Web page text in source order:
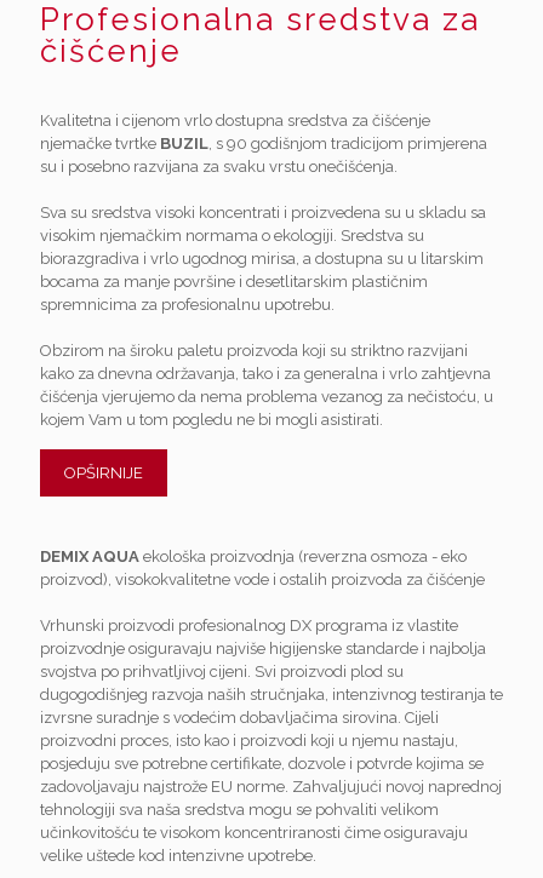
Profesionalna sredstva za
čišćenje
Kvalitetna i cijenom vrlo dostupna sredstva za čišćenje
njemačke tvrtke BUZIL, s 90 godišnjom tradicijom primjerena
su i posebno razvijana za svaku vrstu onečišćenja.
Sva su sredstva visoki koncentrati i proizvedena su u skladu sa
visokim njemačkim normama o ekologiji. Sredstva su
biorazgradiva i vrlo ugodnog mirisa, a dostupna su u litarskim
bocama za manje površine i desetlitarskim plastičnim
spremnicima za profesionalnu upotrebu.
Obzirom na široku paletu proizvoda koji su striktno razvijani
kako za dnevna održavanja, tako i za generalna i vrlo zahtjevna
čišćenja vjerujemo da nema problema vezanog za nečistoću, u
kojem Vam u tom pogledu ne bi mogli asistirati.
OPŠIRNIJE
DEMIX AQUA ekološka proizvodnja (reverzna osmoza - eko
proizvod), visokokvalitetne vode i ostalih proizvoda za čišćenje
Vrhunski proizvodi profesionalnog DX programa iz vlastite
proizvodnje osiguravaju najviše higijenske standarde i najbolja
svojstva po prihvatljivoj cijeni. Svi proizvodi plod su
dugogodišnjeg razvoja naših stručnjaka, intenzivnog testiranja te
izvrsne suradnje s vodećim dobavljačima sirovina. Cijeli
proizvodni proces, isto kao i proizvodi koji u njemu nastaju,
posjeduju sve potrebne certifikate, dozvole i potvrde kojima se
zadovoljavaju najstrože EU norme. Zahvaljujući novoj naprednoj
tehnologiji sva naša sredstva mogu se pohvaliti velikom
učinkovitošću te visokom koncentriranosti čime osiguravaju
velike uštede kod intenzivne upotrebe.